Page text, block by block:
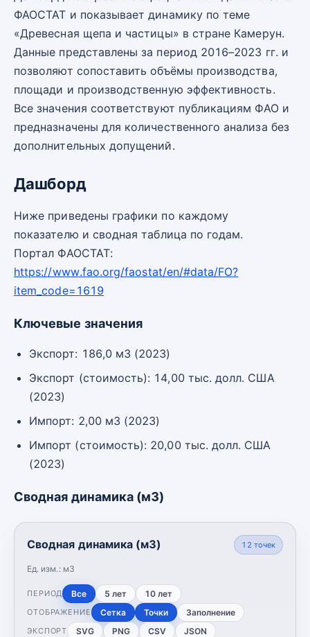
ФАОСТАТ и показывает динамику по теме
«Древесная щепа и частицы» в стране Камерун.
Данные представлены за период 2016–2023 гг. и
позволяют сопоставить объёмы производства,
площади и производственную эффективность.
Все значения соответствуют публикациям ФАО и
предназначены для количественного анализа без
дополнительных допущений.
Дашборд
Ниже приведены графики по каждому
показателю и сводная таблица по годам.
Портал ФАОСТАТ:
https://www.fao.org/faostat/en/#data/FO?
item_code=1619
Ключевые значения
Экспорт: 186,0 м3 (2023)
Экспорт (стоимость): 14,00 тыс. долл. США
(2023)
Импорт: 2,00 м3 (2023)
Импорт (стоимость): 20,00 тыс. долл. США
(2023)
Сводная динамика (м3)
Сводная динамика (м3)
Ед. изм.: м3
12 точек
ПЕРИОД Все 5 лет 10 лет
ОТОБРАЖЕНИЕ Сетка Точки Заполнение
ЭКСПОРТ SVG PNG CSV JSON